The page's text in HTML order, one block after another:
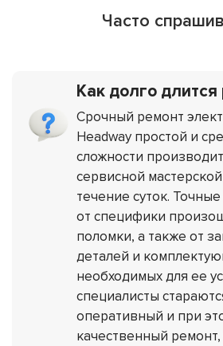
Часто
Как долго длится
Срочный ремонт
Headway простой и
сложности
сервисной
течение суток.
от специфики
поломки, а также от
деталей и
необходимых для ее
специалисты
оперативный и при
качественный